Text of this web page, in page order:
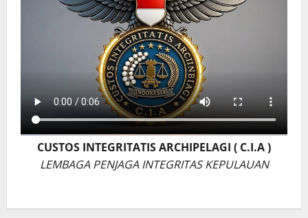
CUSTOS INTEGRITATIS ARCHIPELAGI ( C.I.A )
LEMBAGA PENJAGA INTEGRITAS KEPULAUAN